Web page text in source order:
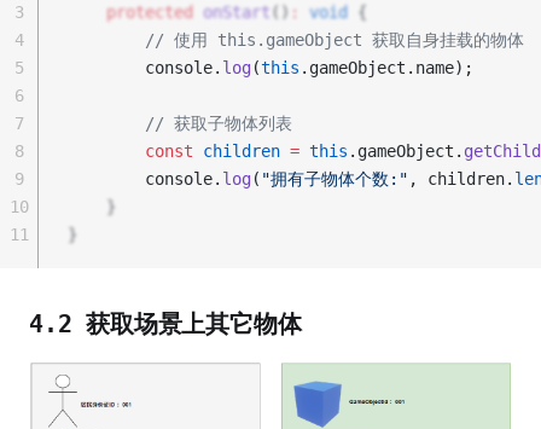
protected onStart() : void {
// 使用 this.gameObject 获取自身挂载的物体
        console.
log (this .gameObject.name);
// 获取子物体列表
const
children = this .gameObject.
        console.
log ( "拥有子物体个数:" , children.
    }
}
3
4
5
6
7
8
9
10
11
4.2 获取场景上其它物体